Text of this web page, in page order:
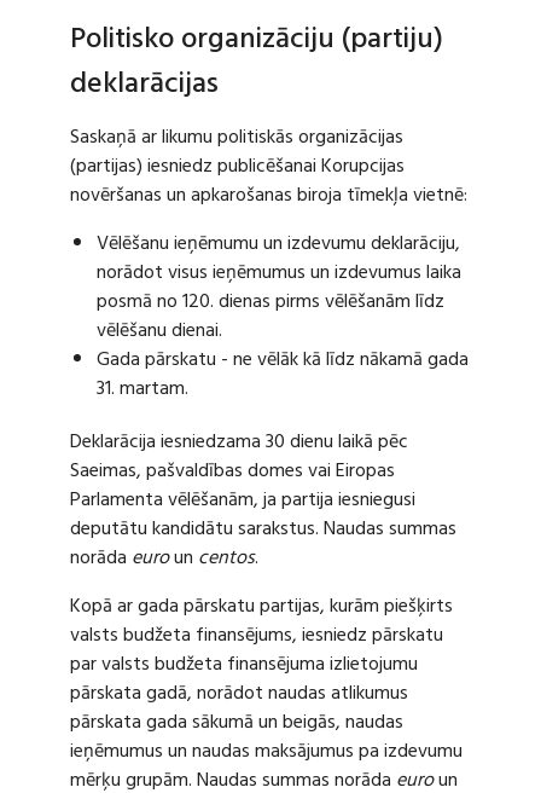
Politisko organizāciju (partiju)
deklarācijas
Saskaņā ar likumu politiskās organizācijas
(partijas) iesniedz publicēšanai Korupcijas
novēršanas un apkarošanas biroja tīmekļa vietnē:
Vēlēšanu ieņēmumu un izdevumu deklarāciju,
norādot visus ieņēmumus un izdevumus laika
posmā no 120. dienas pirms vēlēšanām līdz
vēlēšanu dienai.
Gada pārskatu - ne vēlāk kā līdz nākamā gada
31. martam.
Deklarācija iesniedzama 30 dienu laikā pēc
Saeimas, pašvaldības domes vai Eiropas
Parlamenta vēlēšanām, ja partija iesniegusi
deputātu kandidātu sarakstus. Naudas summas
norāda euroun centos.
Kopā ar gada pārskatu partijas, kurām piešķirts
valsts budžeta finansējums, iesniedz pārskatu
par valsts budžeta finansējuma izlietojumu
pārskata gadā, norādot naudas atlikumus
pārskata gada sākumā un beigās, naudas
ieņēmumus un naudas maksājumus pa izdevumu
mērķu grupām. Naudas summas norāda euroun